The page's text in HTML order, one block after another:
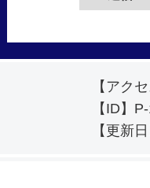
【アク
【ID】
【更新日